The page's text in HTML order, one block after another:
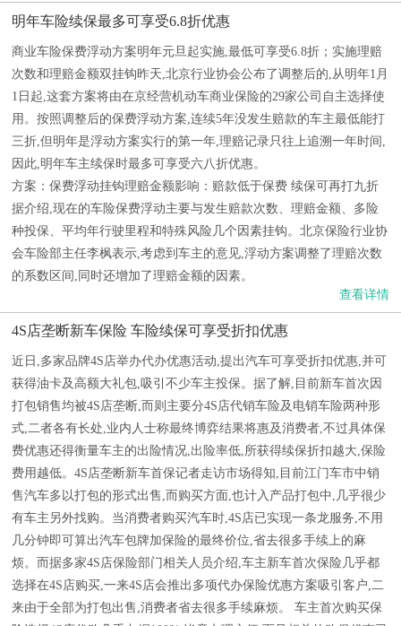
明年车险续保最多可享受6.8折优惠
商业车险保费浮动方案明年元旦起实施,最低可享受6.8折；实施理赔
次数和理赔金额双挂钩昨天,北京行业协会公布了调整后的,从明年1月
1日起,这套方案将由在京经营机动车商业保险的29家公司自主选择使
用。按照调整后的保费浮动方案,连续5年没发生赔款的车主最低能打
三折,但明年是浮动方案实行的第一年,理赔记录只往上追溯一年时间,
因此,明年车主续保时最多可享受六八折优惠。
方案：保费浮动挂钩理赔金额影响：赔款低于保费 续保可再打九折
据介绍,现在的车险保费浮动主要与发生赔款次数、理赔金额、多险
种投保、平均年行驶里程和特殊风险几个因素挂钩。北京保险行业协
会车险部主任李枫表示,考虑到车主的意见,浮动方案调整了理赔次数
的系数区间,同时还增加了理赔金额的因素。
查看详情
4S店垄断新车保险 车险续保可享受折扣优惠
近日,多家品牌4S店举办代办优惠活动,提出汽车可享受折扣优惠,并可
获得油卡及高额大礼包,吸引不少车主投保。据了解,目前新车首次因
打包销售均被4S店垄断,而则主要分4S店代销车险及电销车险两种形
式,二者各有长处,业内人士称最终博弈结果将惠及消费者,不过具体保
费优惠还得衡量车主的出险情况,出险率低,所获得续保折扣越大,保险
费用越低。4S店垄断新车首保记者走访市场得知,目前江门车市中销
售汽车多以打包的形式出售,而购买方面,也计入产品打包中,几乎很少
有车主另外找购。当消费者购买汽车时,4S店已实现一条龙服务,不用
几分钟即可算出汽车包牌加保险的最终价位,省去很多手续上的麻
烦。而据多家4S店保险部门相关人员介绍,车主新车首次保险几乎都
选择在4S店购买,一来4S店会推出多项代办保险优惠方案吸引客户,二
来由于全部为打包出售,消费者省去很多手续麻烦。 车主首次购买保